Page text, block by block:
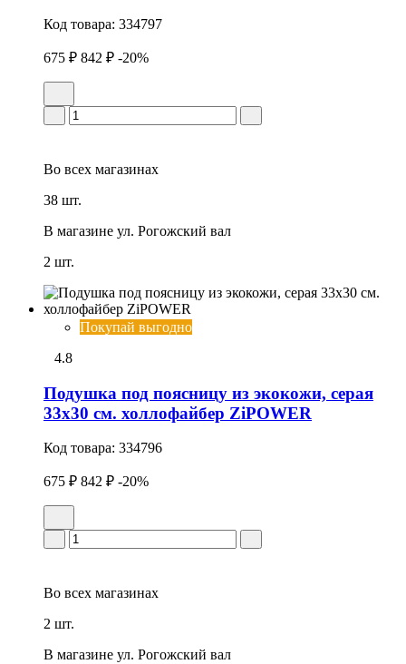
Код товара: 334797
675 ₽ 842 ₽ -20%
Во всех магазинах
38 шт.
В магазине ул. Рогожский вал
2 шт.
Покупай выгодно
4.8
Подушка под поясницу из экокожи, серая
33х30 см. холлофайбер ZiPOWER
Код товара: 334796
675 ₽ 842 ₽ -20%
Во всех магазинах
2 шт.
В магазине ул. Рогожский вал